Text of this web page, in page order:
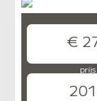
€
prijs